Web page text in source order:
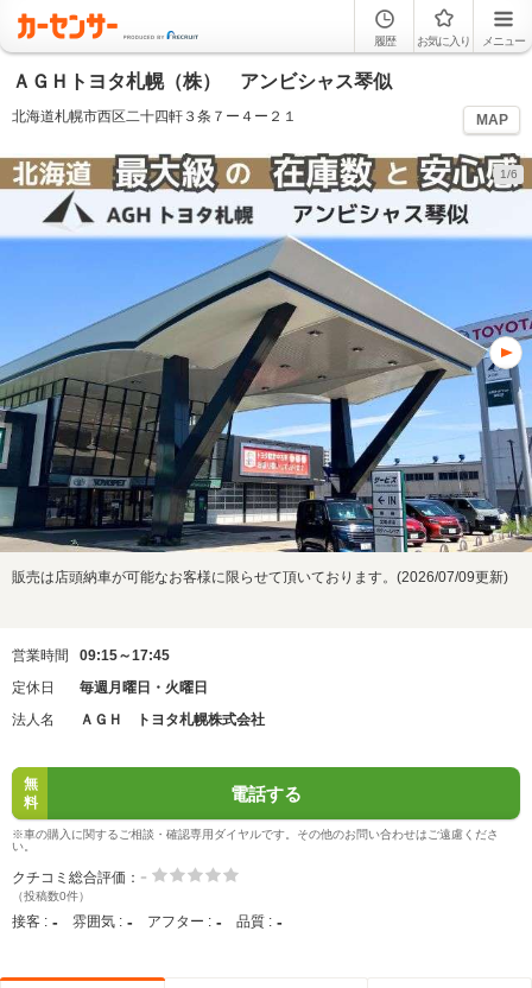
履歴 お気に入り メニュー
ＡＧＨトヨタ札幌（株） アンビシャス琴似
北海道札幌市西区二十四軒３条７ー４ー２１ MAP
1/6
販売は店頭納車が可能なお客様に限らせて頂いております。(2026/07/09更新)
営業時間
09:15～17:45
定休日
毎週月曜日・火曜日
法人名
ＡＧＨ トヨタ札幌株式会社
無
料
電話する
※車の購入に関するご相談・確認専用ダイヤルです。その他のお問い合わせはご遠慮くださ
い。
クチコミ総合評価： -
（投稿数0件）
接客 : - 雰囲気 : - アフター : - 品質 : -